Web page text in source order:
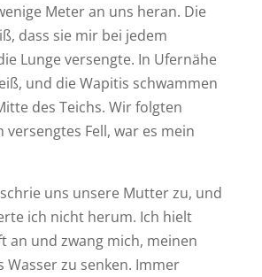
Meter an uns heran. Die
dass sie mir bei jedem
Lunge versengte. In Ufernähe
und die Wapitis schwammen
des Teichs. Wir folgten
versengtes Fell, war es mein
uns unsere Mutter zu, und
ich nicht herum. Ich hielt
an und zwang mich, meinen
Wasser zu senken. Immer